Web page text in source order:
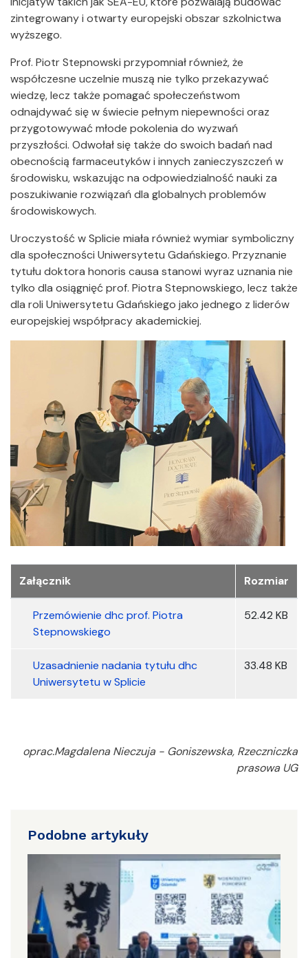
zintegrowany i otwarty europejski obszar szkolnictwa
wyższego.
Prof. Piotr Stepnowski przypomniał również, że
współczesne uczelnie muszą nie tylko przekazywać
wiedzę, lecz także pomagać społeczeństwom
odnajdywać się w świecie pełnym niepewności oraz
przygotowywać młode pokolenia do wyzwań
przyszłości. Odwołał się także do swoich badań nad
obecnością farmaceutyków i innych zanieczyszczeń w
środowisku, wskazując na odpowiedzialność nauki za
poszukiwanie rozwiązań dla globalnych problemów
środowiskowych.
Uroczystość w Splicie miała również wymiar symboliczny
dla społeczności Uniwersytetu Gdańskiego. Przyznanie
tytułu doktora honoris causa stanowi wyraz uznania nie
tylko dla osiągnięć prof. Piotra Stepnowskiego, lecz także
dla roli Uniwersytetu Gdańskiego jako jednego z liderów
europejskiej współpracy akademickiej.
Załącznik Rozmiar
Przemówienie dhc prof. Piotra
Stepnowskiego
52.42 KB
Uzasadnienie nadania tytułu dhc
Uniwersytetu w Splicie
33.48 KB
oprac.Magdalena Nieczuja - Goniszewska, Rzeczniczka
prasowa UG
Podobne artykuły